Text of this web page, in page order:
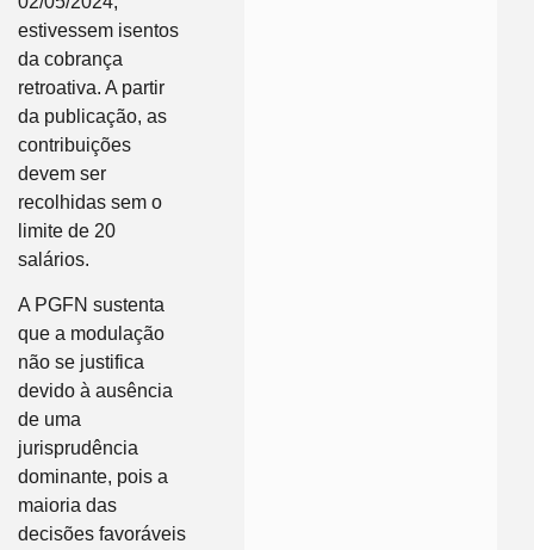
estivessem isentos
da cobrança
retroativa. A partir
da publicação, as
contribuições
devem ser
recolhidas sem o
limite de 20
salários.
A PGFN sustenta
que a modulação
não se justifica
devido à ausência
de uma
jurisprudência
dominante, pois a
maioria das
decisões favoráveis